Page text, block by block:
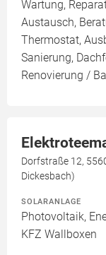
Wartung,
Austausch,
Thermostat,
Sanierung,
Renovierung /
Dorfstraße 12,
Dickesbach)
SOLARANLAGE
Photovoltaik,
KFZ Wallboxen